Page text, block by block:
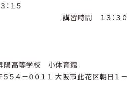
１５
１３：３０
学校 小体育館
１１ 大阪市此花区朝日１－